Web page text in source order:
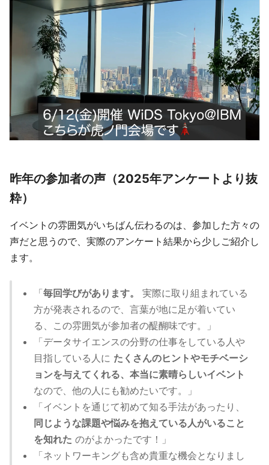
昨年の参加者の声（2025年アンケートより抜
粋）
イベントの雰囲気がいちばん伝わるのは、参加した方々の
声だと思うので、実際のアンケート結果から少しご紹介し
ます。
「毎回学びがあります。
実際に取り組まれている
方が発表されるので、言葉が地に足が着いてい
る、この雰囲気が参加者の醍醐味です。」
「データサイエンスの分野の仕事をしている人や
目指している人に たくさんのヒントやモチベーシ
ョンを与えてくれる、本当に素晴らしいイベント
なので、他の人にも勧めたいです。」
「イベントを通じて初めて知る手法があったり、
同じような課題や悩みを抱えている人がいること
を知れた のがよかったです！」
「ネットワーキングも含め貴重な機会となりまし